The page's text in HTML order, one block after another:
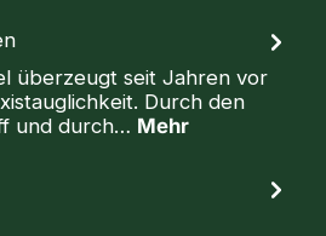
überzeugt seit Jahren vor
Durch den
und durch… Mehr